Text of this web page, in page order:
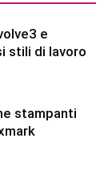
e
stili di lavoro
stampanti